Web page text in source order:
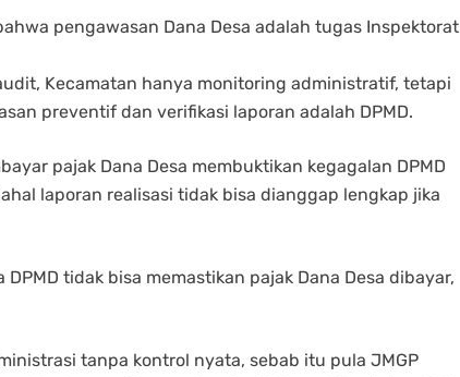
pengawasan Dana Desa adalah tugas Inspektorat
Kecamatan hanya monitoring administratif, tetapi
preventif dan verifikasi laporan adalah DPMD.
pajak Dana Desa membuktikan kegagalan DPMD
laporan realisasi tidak bisa dianggap lengkap jika
tidak bisa memastikan pajak Dana Desa dibayar,
tanpa kontrol nyata, sebab itu pula JMGP